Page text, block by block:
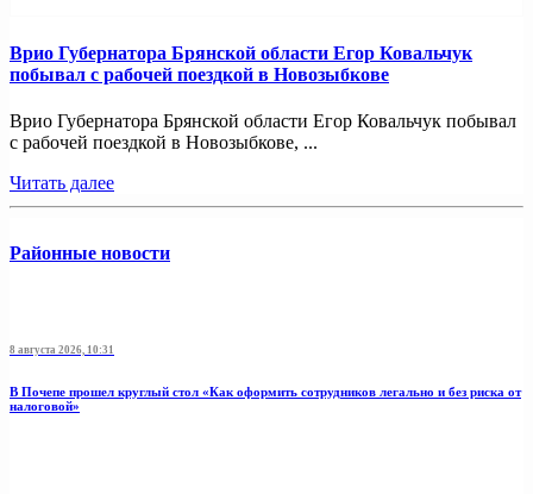
Врио Губернатора Брянской области Егор Ковальчук
побывал с рабочей поездкой в Новозыбкове
Врио Губернатора Брянской области Егор Ковальчук побывал
с рабочей поездкой в Новозыбкове, ...
Читать далее
Районные новости
8 августа 2026, 10:31
В Почепе прошел круглый стол «Как оформить сотрудников легально и без риска от
налоговой»